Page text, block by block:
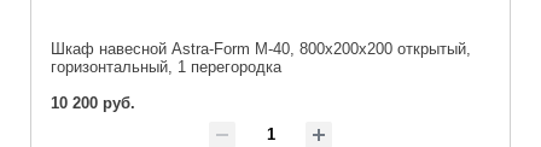
Шкаф навесной Astra-Form М-40, 800х200х200 открытый,
горизонтальный, 1 перегородка
10 200 руб.